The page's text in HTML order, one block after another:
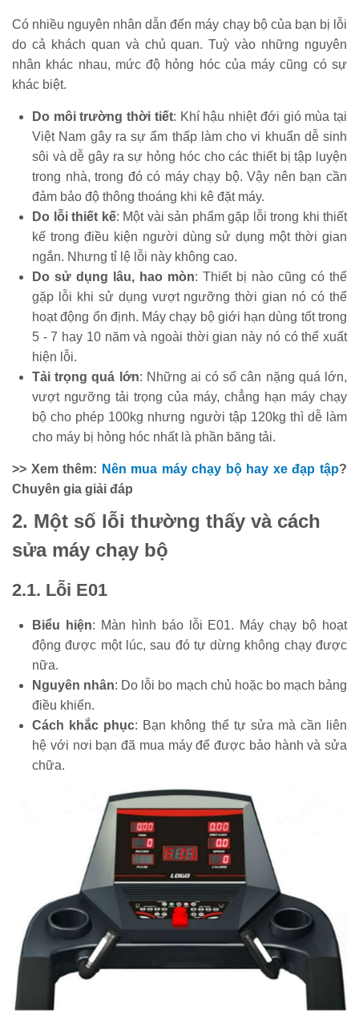
Có nhiều nguyên nhân dẫn đến máy chạy bộ của bạn bị lỗi
do cả khách quan và chủ quan. Tuỳ vào những nguyên
nhân khác nhau, mức độ hỏng hóc của máy cũng có sự
khác biệt.
Do môi trường thời tiết: Khí hậu nhiệt đới gió mùa tại
Việt Nam gây ra sự ẩm thấp làm cho vi khuẩn dễ sinh
sôi và dễ gây ra sự hỏng hóc cho các thiết bị tập luyện
trong nhà, trong đó có máy chạy bộ. Vậy nên bạn cần
đảm bảo độ thông thoáng khi kê đặt máy.
Do lỗi thiết kế: Một vài sản phẩm gặp lỗi trong khi thiết
kế trong điều kiện người dùng sử dụng một thời gian
ngắn. Nhưng tỉ lệ lỗi này không cao.
Do sử dụng lâu, hao mòn: Thiết bị nào cũng có thể
gặp lỗi khi sử dụng vượt ngưỡng thời gian nó có thể
hoạt động ổn định. Máy chạy bộ giới hạn dùng tốt trong
5 - 7 hay 10 năm và ngoài thời gian này nó có thể xuất
hiện lỗi.
Tải trọng quá lớn: Những ai có số cân nặng quá lớn,
vượt ngưỡng tải trọng của máy, chẳng hạn máy chạy
bộ cho phép 100kg nhưng người tập 120kg thì dễ làm
cho máy bị hỏng hóc nhất là phần băng tải.
>> Xem thêm: Nên mua máy chạy bộ hay xe đạp tập?
Chuyên gia giải đáp
2. Một số lỗi thường thấy và cách
sửa máy chạy bộ
2.1. Lỗi E01
Biểu hiện: Màn hình báo lỗi E01. Máy chạy bộ hoạt
động được một lúc, sau đó tự dừng không chạy được
nữa.
Nguyên nhân: Do lỗi bo mạch chủ hoặc bo mạch bảng
điều khiển.
Cách khắc phục: Bạn không thể tự sửa mà cần liên
hệ với nơi bạn đã mua máy để được bảo hành và sửa
chữa.